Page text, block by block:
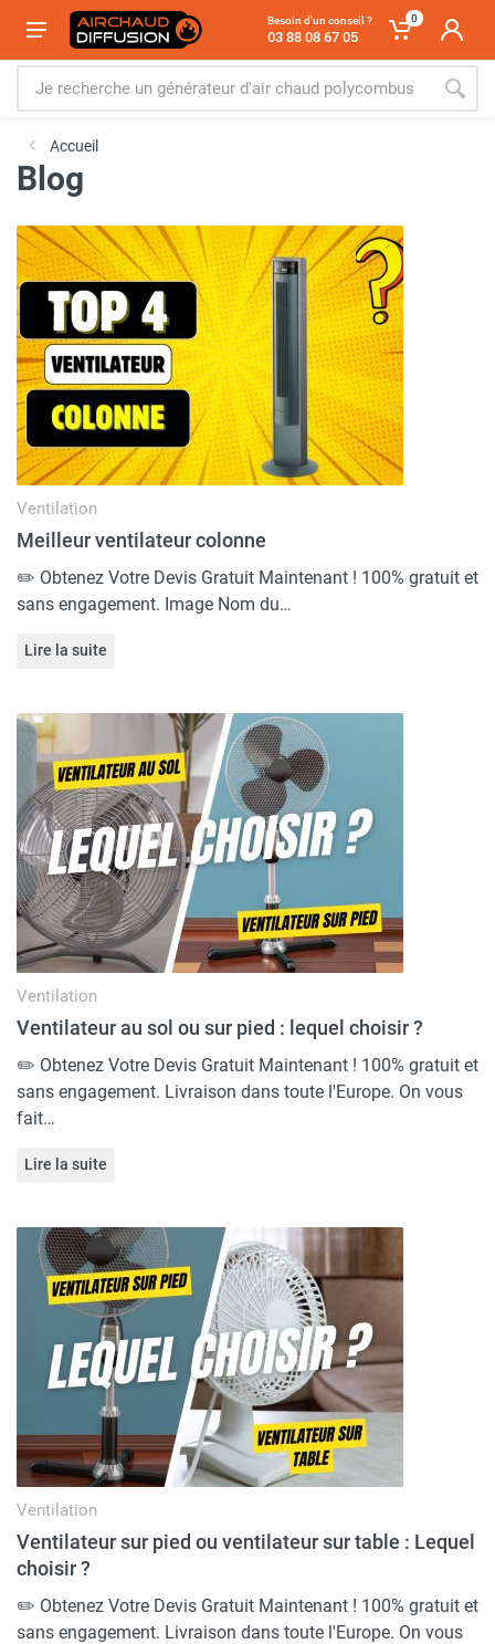
Besoin d'un conseil ?
03 88 08 67 05
0
Accueil
Blog
Ventilation
Meilleur ventilateur colonne
✏️ Obtenez Votre Devis Gratuit Maintenant ! 100% gratuit et
sans engagement. Image Nom du…
Lire la suite
Ventilation
Ventilateur au sol ou sur pied​ : lequel choisir ?
✏️ Obtenez Votre Devis Gratuit Maintenant ! 100% gratuit et
sans engagement. Livraison dans toute l'Europe. On vous
fait…
Lire la suite
Ventilation
Ventilateur sur pied ou ventilateur sur table : Lequel
choisir ?
✏️ Obtenez Votre Devis Gratuit Maintenant ! 100% gratuit et
sans engagement. Livraison dans toute l'Europe. On vous